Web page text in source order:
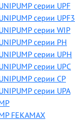
серии UPF
серии UPF3
серии WIP
серии PH
серии UPH
серии UPC
серии CP
серии UPA
FEKAMAX